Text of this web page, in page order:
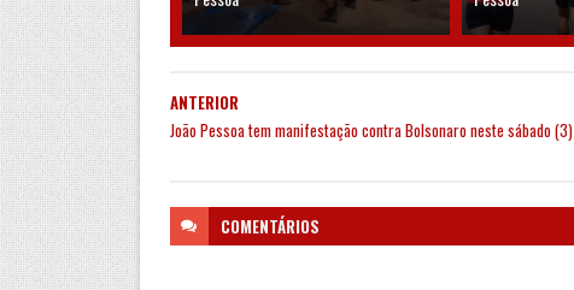
ANTERIOR
João Pessoa tem manifestação contra Bolsonaro neste sábado (3)
COMENTÁRIOS